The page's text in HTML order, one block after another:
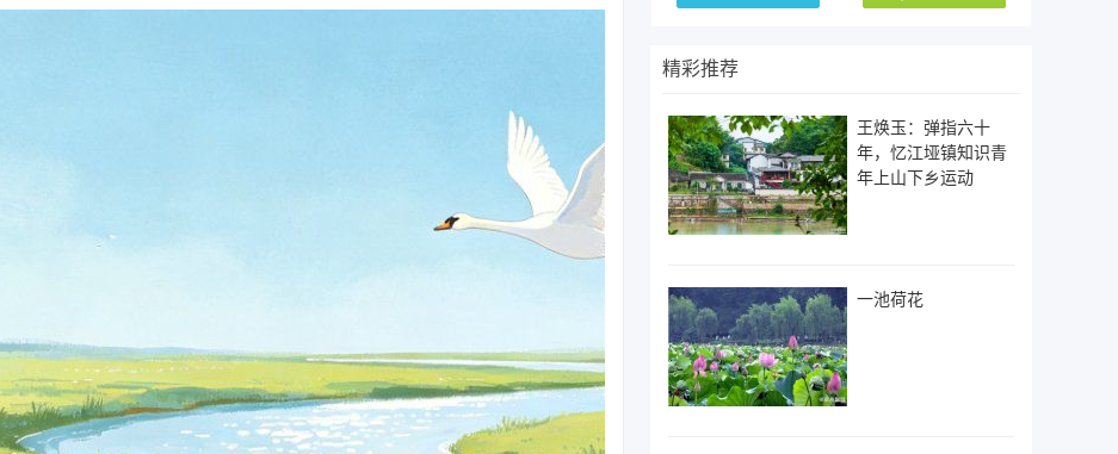
精彩推荐
王焕玉：弹指六十
年，忆江垭镇知识青
年上山下乡运动
一池荷花